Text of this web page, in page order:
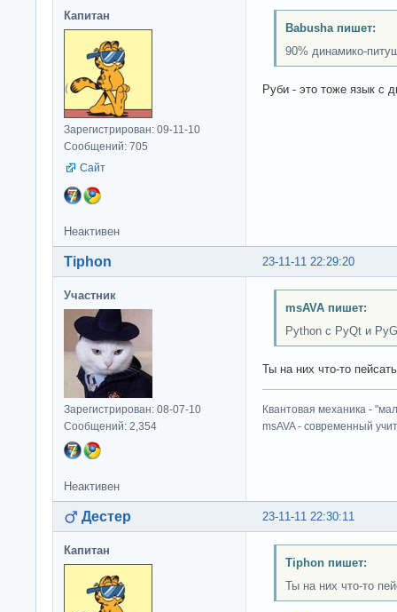
Капитан
Зарегистрирован: 09-11-10
Сообщений: 705
Сайт
Babusha пишет:
90% динамико-
Руби - это тоже язык с
Неактивен
23-11-11 22:29:20
Tiphon
Участник
Зарегистрирован: 08-07-10
Сообщений: 2,354
msAVA пишет:
Python с PyQt и
Ты на них что-то
Квантовая механика -
msAVA - современный
Неактивен
23-11-11 22:30:11
Дестер
Капитан
Tiphon пишет:
Ты на них что-то